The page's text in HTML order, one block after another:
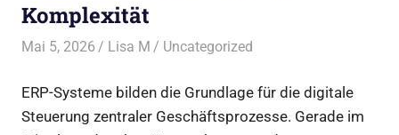
Komplexität
Mai 5, 2026 Lisa M Uncategorized
ERP-Systeme bilden die Grundlage für die digitale
Steuerung zentraler Geschäftsprozesse. Gerade im